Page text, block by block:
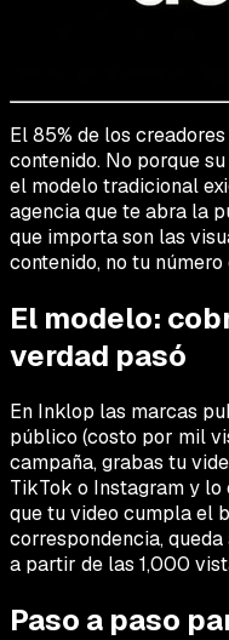
El 85% de los
contenido. No porque
el modelo tradicional
agencia que te abra la
que importa son las
contenido, no tu número
El modelo:
verdad pasó
En Inklop las marcas
público (costo por mil
campaña, grabas tu
TikTok o Instagram y lo
que tu video cumpla el
correspondencia,
a partir de las 1,000
Paso a paso